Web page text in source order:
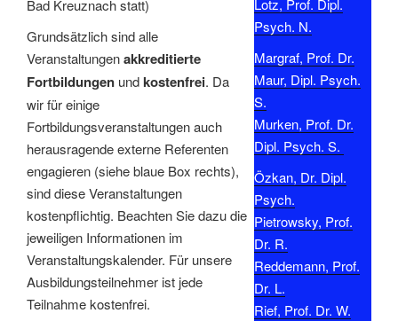
Bad Kreuznach statt)
Grundsätzlich sind alle
Veranstaltungenakkreditierte
Fortbildungen undkostenfrei. Da
wir für einige
Fortbildungsveranstaltungen auch
herausragende externe Referenten
engagieren (siehe blaue Box rechts),
sind diese Veranstaltungen
kostenpflichtig. Beachten Sie dazu die
jeweiligen Informationen im
Veranstaltungskalender. Für unsere
Ausbildungsteilnehmer ist jede
Teilnahme kostenfrei.
Psych. N.
Margraf, Prof. Dr.
Maur, Dipl. Psych.
S.
Murken, Prof. Dr.
Dipl. Psych. S.
Özkan, Dr. Dipl.
Psych.
Pietrowsky, Prof.
Dr. R.
Reddemann, Prof.
Dr. L.
Rief, Prof. Dr. W.